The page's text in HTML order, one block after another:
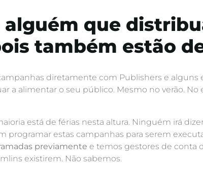
que
também estão
diretamente com Publishers e
a alimentar o seu público. Mesmo no verão. No
está de férias nesta altura. Ninguém irá
programar estas campanhas para serem
previamente e temos gestores de conta
existirem. Não sabemos.